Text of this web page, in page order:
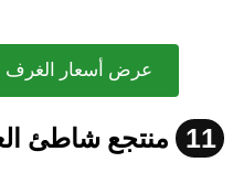
عرض أسعار الغرف
11 منتجع شاطئ